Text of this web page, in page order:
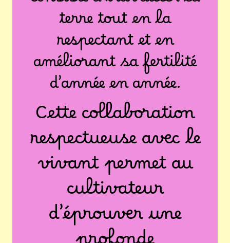
terre tout en la
respectant et en
améliorant sa fertilité
d’année en année.
Cette collaboration
respectueuse avec le
vivant permet au
cultivateur
d’éprouver une